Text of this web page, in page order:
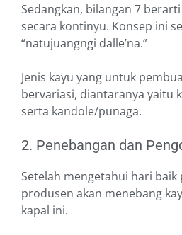
Sedangkan, bilangan 7
secara kontinyu. Konsep ini
“natujuangngi dalle’na.”
Jenis kayu yang untuk
bervariasi, diantaranya yaitu
serta kandole/punaga.
2. Penebangan dan
Setelah mengetahui hari baik
produsen akan menebang
kapal ini.